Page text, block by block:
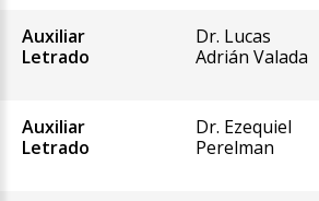
Auxiliar
Letrado
Dr. Lucas
Adrián Valada
Auxiliar
Letrado
Dr. Ezequiel
Perelman